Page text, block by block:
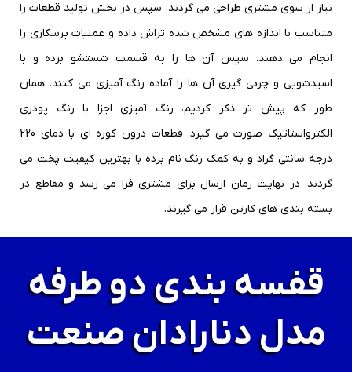
نیاز از سوی مشتری طراحی می گردند. سپس در بخش تولید قطعات را
متناسب با اندازه های مشخص شده تراش داده و عملیات پرسکاری را
انجام می دهند. سپس آن ها را به قسمت شستشو برده و با
اسیدشویی و چربی گیری آن ها را آماده رنگ آمیزی می کنند. همان
طور که پیش تر ذکر کردیم، رنگ آمیزی اجزا با رنگ پودری
الکترواستاتیک صورت می گیرد. قطعات درون کوره ای با دمای 220
درجه سانتی گراد و به کمک رنگ نام برده با بهترین کیفیت پخت می
گردند. در نهایت زمان ارسال برای مشتری فرا می رسد و مقاطع در
بسته بندی های کارتن قرار می گیرند.
قفسه بندی دو طرفه
مدل دنا رادان صنعت